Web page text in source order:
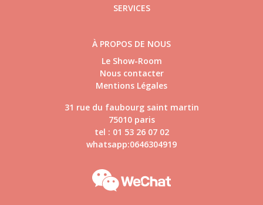
SERVICES
À PROPOS DE NOUS
Le Show-Room
Nous contacter
Mentions Légales
31 rue du faubourg saint martin
75010 paris
tel : 01 53 26 07 02
whatsapp:0646304919